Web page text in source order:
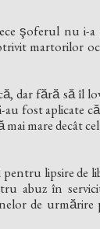
şoferul nu i-a
martorilor
dar fără să îl
au fost aplicate
mare decât
lipsire de
abuz în
de urmărire